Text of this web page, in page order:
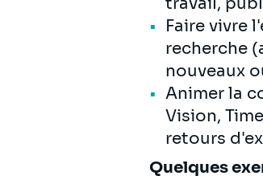
Faire vivre
recherche
nouveaux
Animer la
Vision,
retours
Quelques